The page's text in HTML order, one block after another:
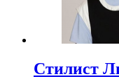
Стилист